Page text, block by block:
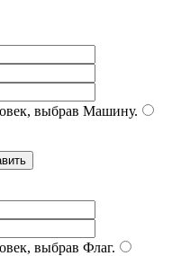
выбрав Машину.
выбрав Флаг.